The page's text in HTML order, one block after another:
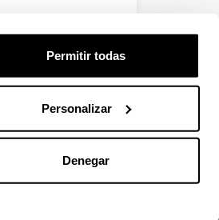
Permitir todas
Personalizar
Denegar